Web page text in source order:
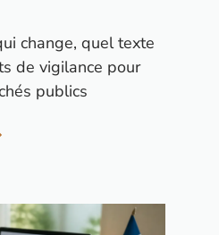
change, quel texte
de vigilance pour
publics